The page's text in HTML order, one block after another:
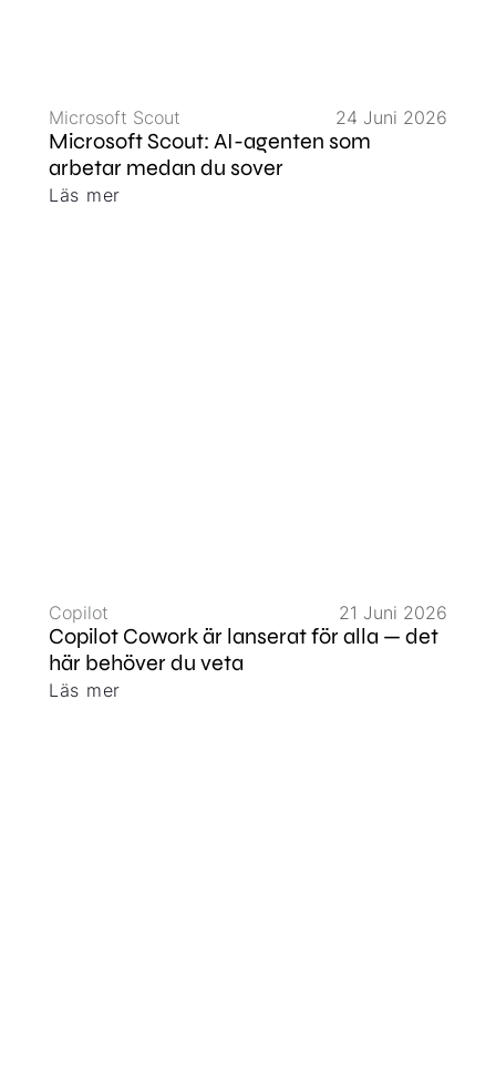
Microsoft Scout 24 Juni 2026
Microsoft Scout: AI-agenten som
arbetar medan du sover
Läs mer
Copilot 21 Juni 2026
Copilot Cowork är lanserat för alla — det
här behöver du veta
Läs mer